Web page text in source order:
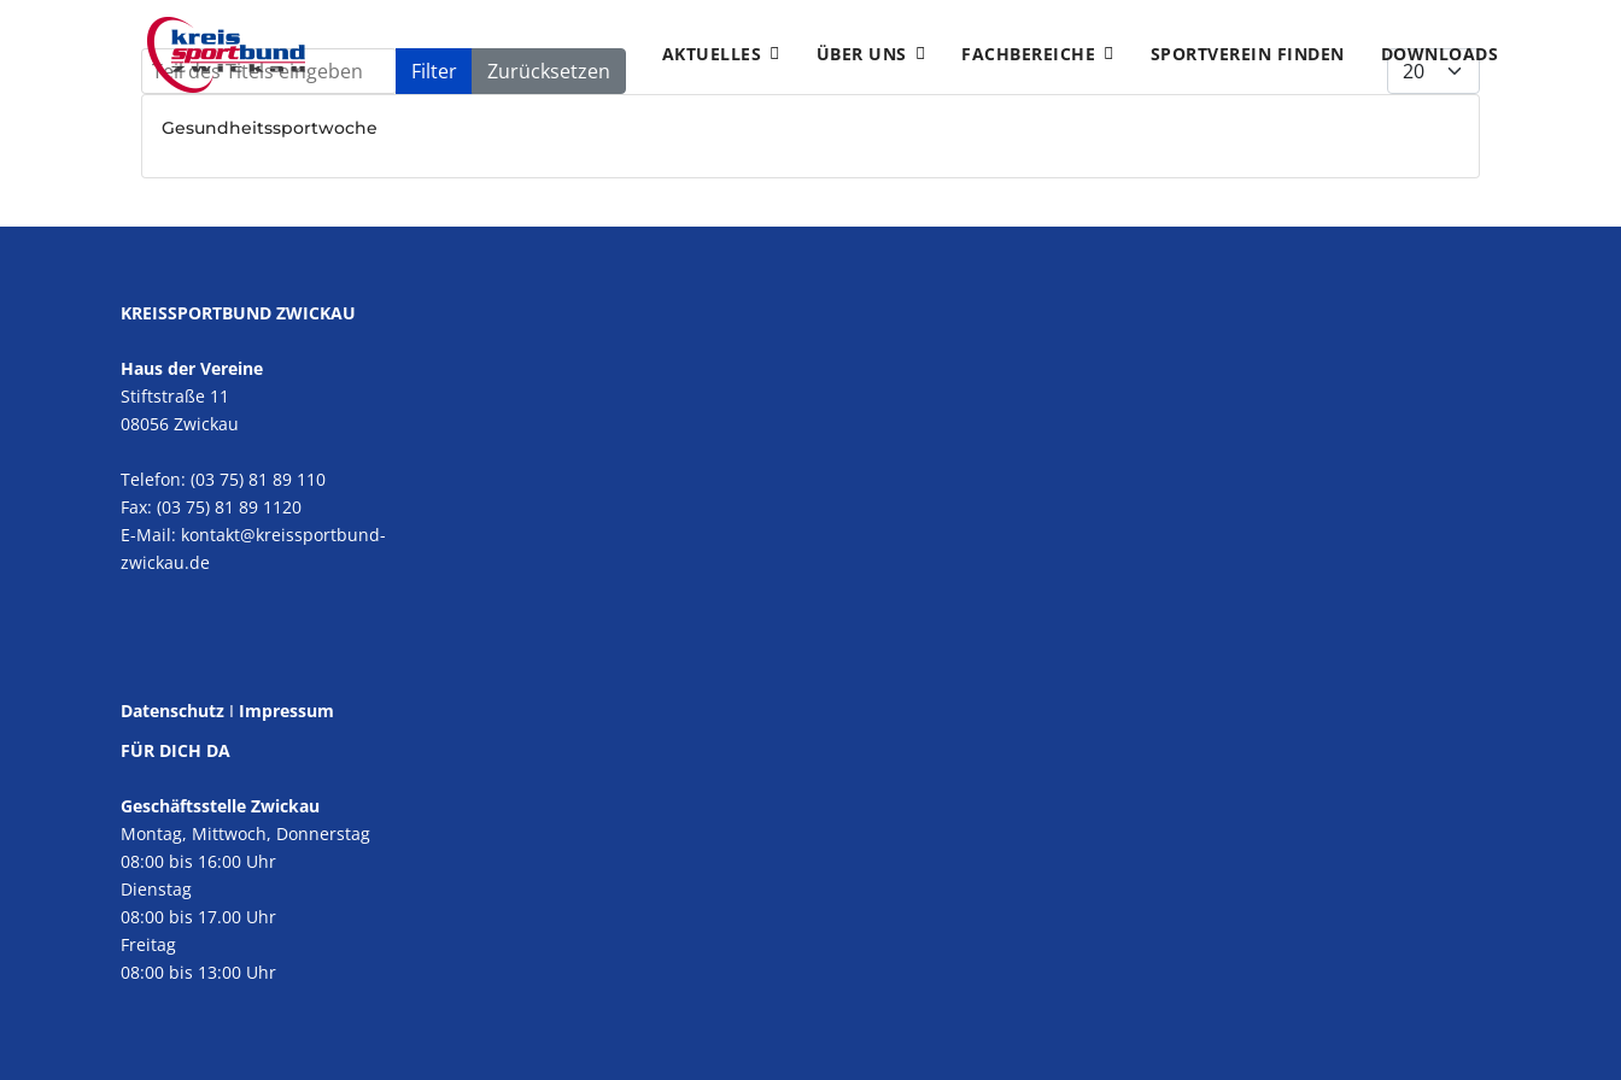
AKTUELLES ÜBER UNS FACHBEREICHE SPORTVEREIN FINDEN DOWNLOADS
Teil des Titels eingeben Filter Zurücksetzen Anzeige #
Gesundheitssportwoche
KREISSPORTBUND ZWICKAU
Haus der Vereine
Stiftstraße 11
08056 Zwickau
Telefon: (03 75) 81 89 110
Fax: (03 75) 81 89 1120
E-Mail: kontakt@kreissportbund-
zwickau.de
Datenschutz I Impressum
FÜR DICH DA
Geschäftsstelle Zwickau
Montag, Mittwoch, Donnerstag
08:00 bis 16:00 Uhr
Dienstag
08:00 bis 17.00 Uhr
Freitag
08:00 bis 13:00 Uhr